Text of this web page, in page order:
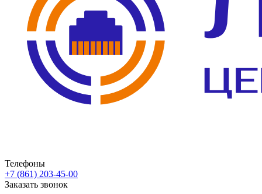
Телефоны
+7 (861) 203-45-00
Заказать звонок